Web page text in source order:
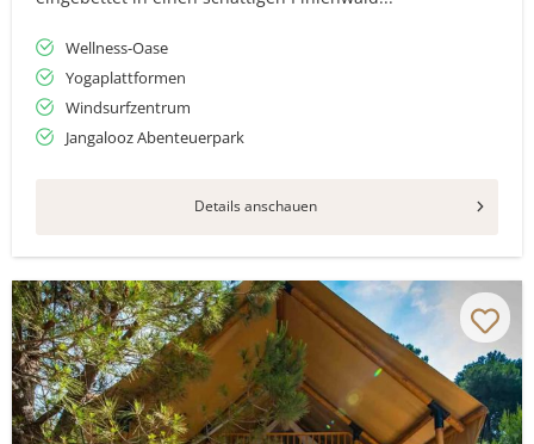
Wellness-Oase
Yogaplattformen
Windsurfzentrum
Jangalooz Abenteuerpark
Details anschauen